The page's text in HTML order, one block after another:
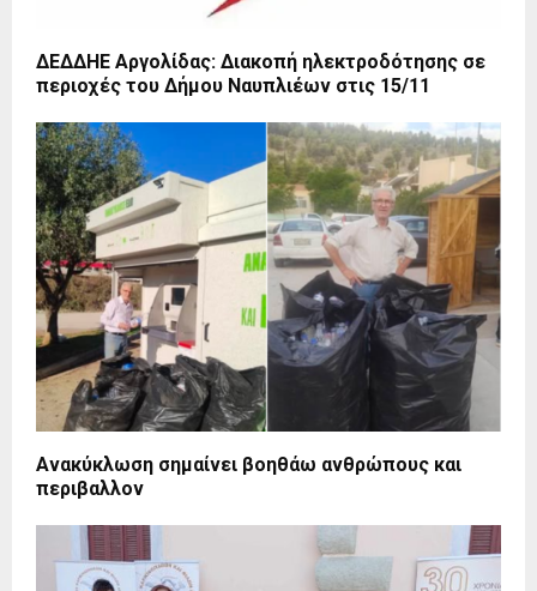
ΔΕΔΔΗΕ Αργολίδας: Διακοπή ηλεκτροδότησης σε
περιοχές του Δήμου Ναυπλιέων στις 15/11
Ανακύκλωση σημαίνει βοηθάω ανθρώπους και
περιβαλλον